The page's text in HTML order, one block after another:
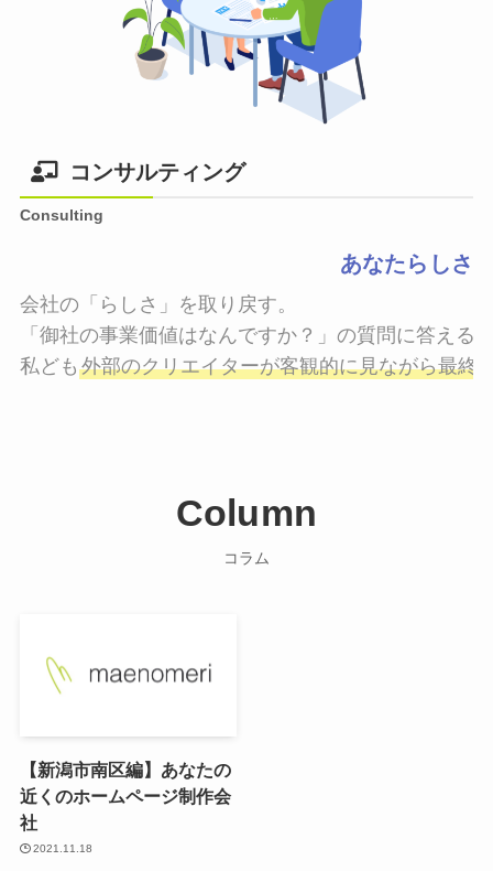
コンサルティング
Consulting
あなたらしさ
会社の「らしさ」を取り戻す。
「御社の事業価値はなんですか？」の質問に答える
私ども 外部のクリエイターが客観的に見ながら最終
Column
コラム
【新潟市南区編】あなたの
近くのホームページ制作会
社
2021.11.18